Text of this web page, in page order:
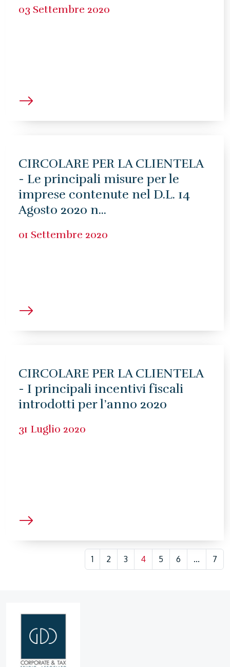
03 Settembre 2020
CIRCOLARE PER LA CLIENTELA
- Le principali misure per le
imprese contenute nel D.L. 14
Agosto 2020 n...
01 Settembre 2020
CIRCOLARE PER LA CLIENTELA
- I principali incentivi fiscali
introdotti per l’anno 2020
31 Luglio 2020
1 2 3 4 5 6 ... 7